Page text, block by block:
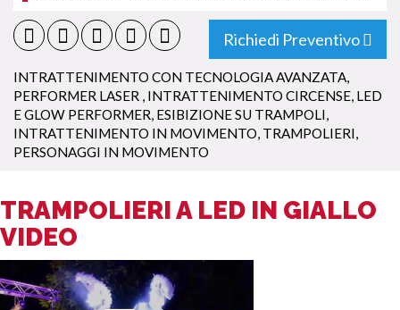
Richiedi Preventivo
INTRATTENIMENTO CON TECNOLOGIA AVANZATA,
PERFORMER LASER , INTRATTENIMENTO CIRCENSE, LED
E GLOW PERFORMER, ESIBIZIONE SU TRAMPOLI,
INTRATTENIMENTO IN MOVIMENTO, TRAMPOLIERI,
PERSONAGGI IN MOVIMENTO
TRAMPOLIERI A LED IN GIALLO
VIDEO